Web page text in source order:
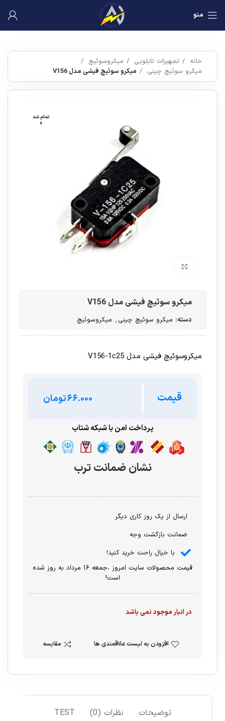
منو
خانه تجهیزات تابلویی
میکروسوئیچ
میکرو سوئیچ چینی
میکرو سوئیچ فیشی مدل V156
تمام شد
ه
میکرو سوئیچ فیشی مدل V156
دسته: میکرو سوئیچ چینی , میکروسوئیچ
میکروسوئیچ فیشی مدل V156-1c25
قیمت تومان
پرداخت امن با شبکه شتاب
نشان ضمانت ترب
ارسال از یک روز کاری دیگر
ضمانت بازگشت وجه
با خیال راحت خرید کنید!
قیمت محصولات سایت امروز ،جمعه ۱۶ مرداد به روز شده
است!
در انبار موجود نمی باشد
افزودن به لیست علاقمندی ها مقایسه
توضیحات نظرات (0) TEST